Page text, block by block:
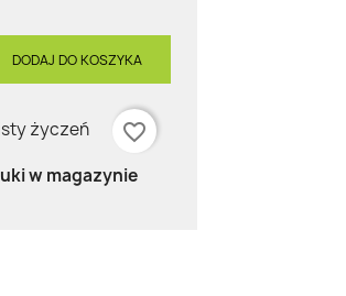
DODAJ DO KOSZYKA
życzeń
favorite_border
w magazynie